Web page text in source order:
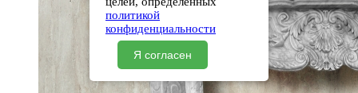
политикой
конфиденциальности
Я согласен